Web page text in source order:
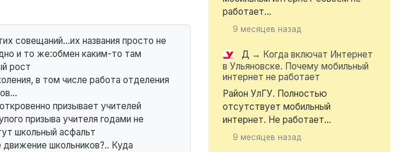
совещаний...их названия просто не
и то же:обмен каким-то там
рост
в том числе работа отделения
призывает учителей
призыва учителя годами не
школьный асфальт
школьников?.. Куда
работает...
9 месяцев назад
Д → Когда включат Интернет
в Ульяновске. Почему мобильный
интернет не работает
Район УлГУ. Полностью
отсутствует мобильный
интернет. Не работает...
9 месяцев назад